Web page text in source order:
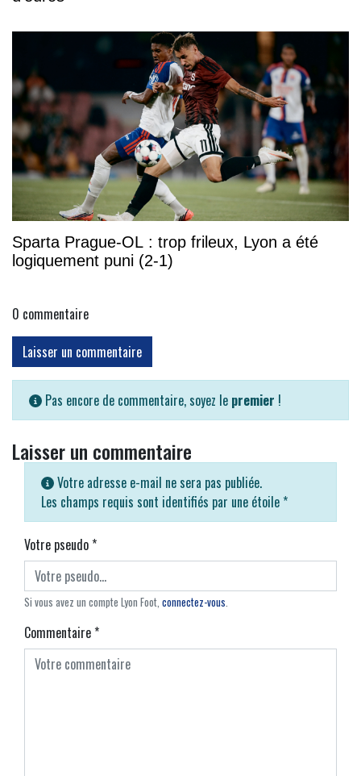
Sparta Prague-OL : trop frileux, Lyon a été
logiquement puni (2-1)
0 commentaire
Laisser un commentaire
Pas encore de commentaire, soyez le premier !
Laisser un commentaire
Votre adresse e-mail ne sera pas publiée.
Les champs requis sont identifiés par une étoile *
Votre pseudo*
Si vous avez un compte Lyon Foot, connectez-vous.
Commentaire*